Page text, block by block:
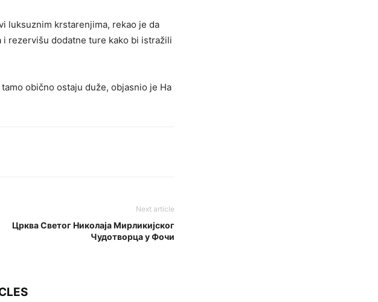
luksuznim krstarenjima, rekao je da
rezervišu dodatne ture kako bi istražili
obično ostaju duže, objasnio je Ha
Next article
Црква Светог Николаја Мирликијског
Чудотворца у Фочи